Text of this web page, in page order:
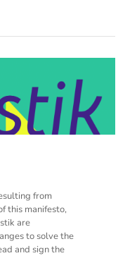
from
this manifesto,
are
to solve the
and sign the